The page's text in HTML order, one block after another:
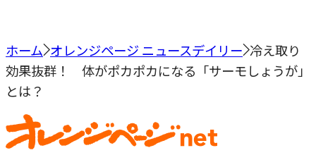
ホーム オレンジページ ニュースデイリー 冷え取り
効果抜群！ 体がポカポカになる「サーモしょうが」
とは？